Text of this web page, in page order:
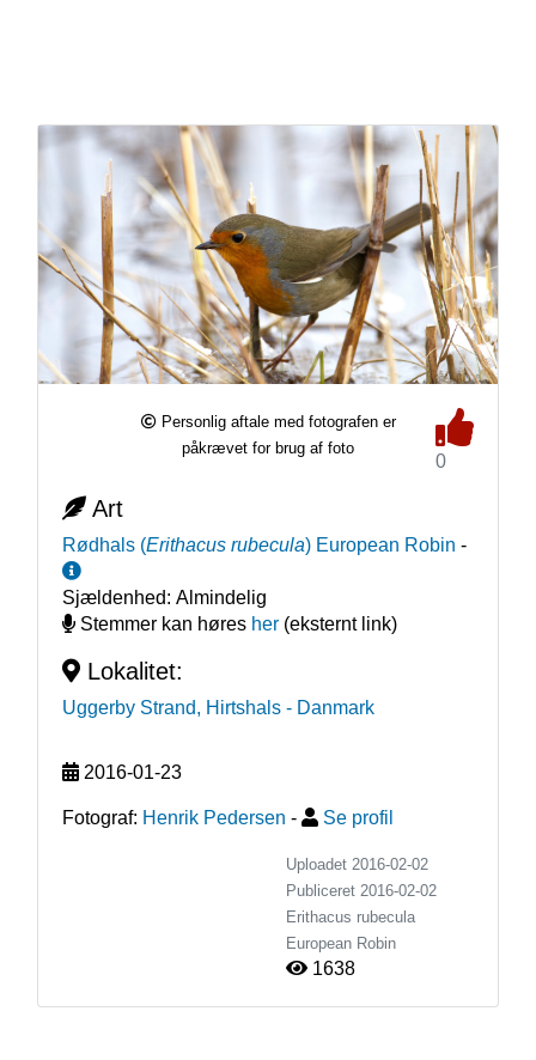
Personlig aftale med fotografen er
påkrævet for brug af foto
0
Art
Rødhals (Erithacus rubecula) European Robin -
Sjældenhed: Almindelig
Stemmer kan høres her(eksternt link)
Lokalitet:
Uggerby Strand, Hirtshals - Danmark
2016-01-23
Fotograf: Henrik Pedersen - Se profil
Uploadet 2016-02-02
Publiceret 2016-02-02
Erithacus rubecula
European Robin
1638